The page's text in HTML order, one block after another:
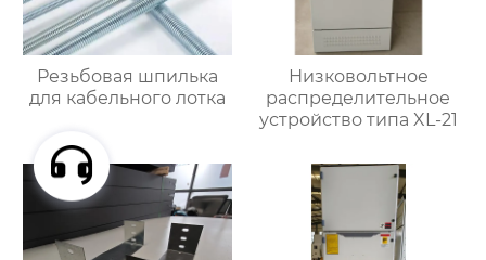
Резьбовая шпилька
для кабельного лотка
Низковольтное
распределительное
устройство типа XL-21